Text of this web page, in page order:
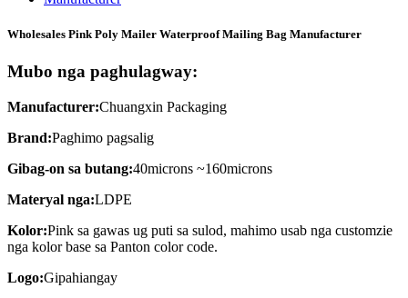
Wholesales Pink Poly Mailer Waterproof Mailing Bag Manufacturer
Mubo nga paghulagway:
Manufacturer:Chuangxin Packaging
Brand:Paghimo pagsalig
Gibag-on sa butang:40microns ~160microns
Materyal nga:LDPE
Kolor:Pink sa gawas ug puti sa sulod, mahimo usab nga customzie
nga kolor base sa Panton color code.
Logo:Gipahiangay